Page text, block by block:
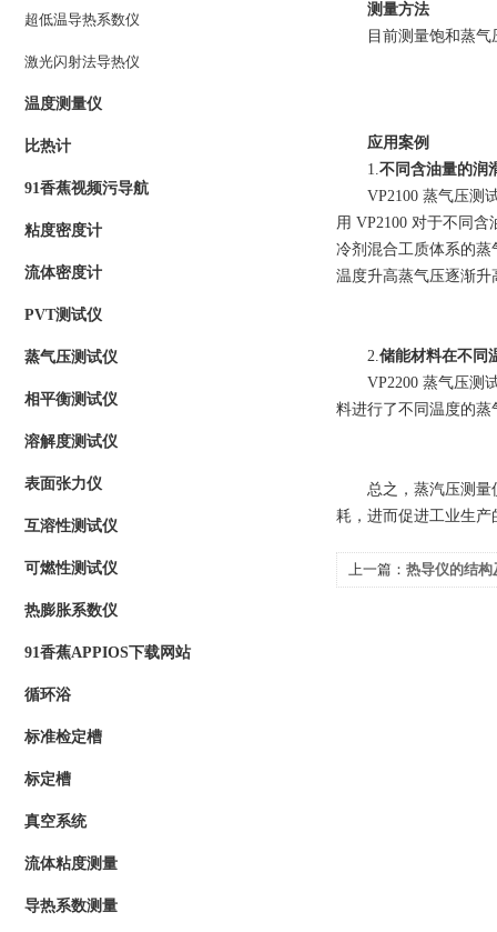
超低温导热系数仪
激光闪射法导热仪
温度测量仪
比热计
91香蕉视频污导航
粘度密度计
流体密度计
PVT测试仪
蒸气压测试仪
相平衡测试仪
溶解度测试仪
表面张力仪
互溶性测试仪
可燃性测试仪
热膨胀系数仪
91香蕉APPIOS下载网站
循环浴
标准检定槽
标定槽
真空系统
流体粘度测量
导热系数测量
测量方法
目前测量饱和蒸气压常
应用案例
1.不同含油量的润
VP2100 蒸气压测试仪
用 VP2100 对于不同含
冷剂混合工质体系的蒸
温度升高蒸气压逐渐升高
2.储能材料在不同
VP2200 蒸气压测试
料进行了不同温度的蒸气
总之，蒸汽压测量
耗，进而促进工业生产
上一篇： 热导仪的结构